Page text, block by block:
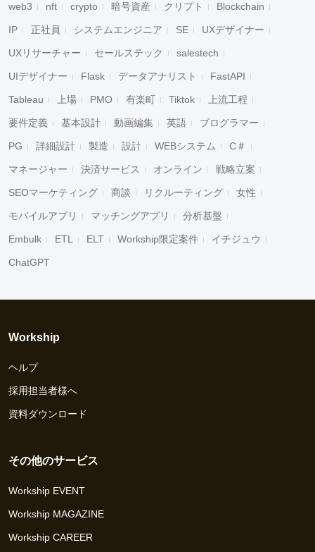
web3 nft crypto 暗号資産 クリプト Blockchain
IP 正社員 システムエンジニア SE UXデザイナー
UXリサーチャー セールステック salestech
UIデザイナー Flask データアナリスト FastAPI
Tableau 上場 PMO 有楽町 Tiktok 上流工程
要件定義 基本設計 動画編集 英語 プログラマー
PG 詳細設計 製造 設計 WEBシステム C＃
マネージャー 決済サービス オンライン 戦略立案
SEOマーケティング 商談 リクルーティング 女性
モバイルアプリ マッチングアプリ 分析基盤
Embulk ETL ELT Workship限定案件 イチジュウ
ChatGPT
Workship
ヘルプ
採用担当者様へ
資料ダウンロード
その他のサービス
Workship EVENT
Workship MAGAZINE
Workship CAREER